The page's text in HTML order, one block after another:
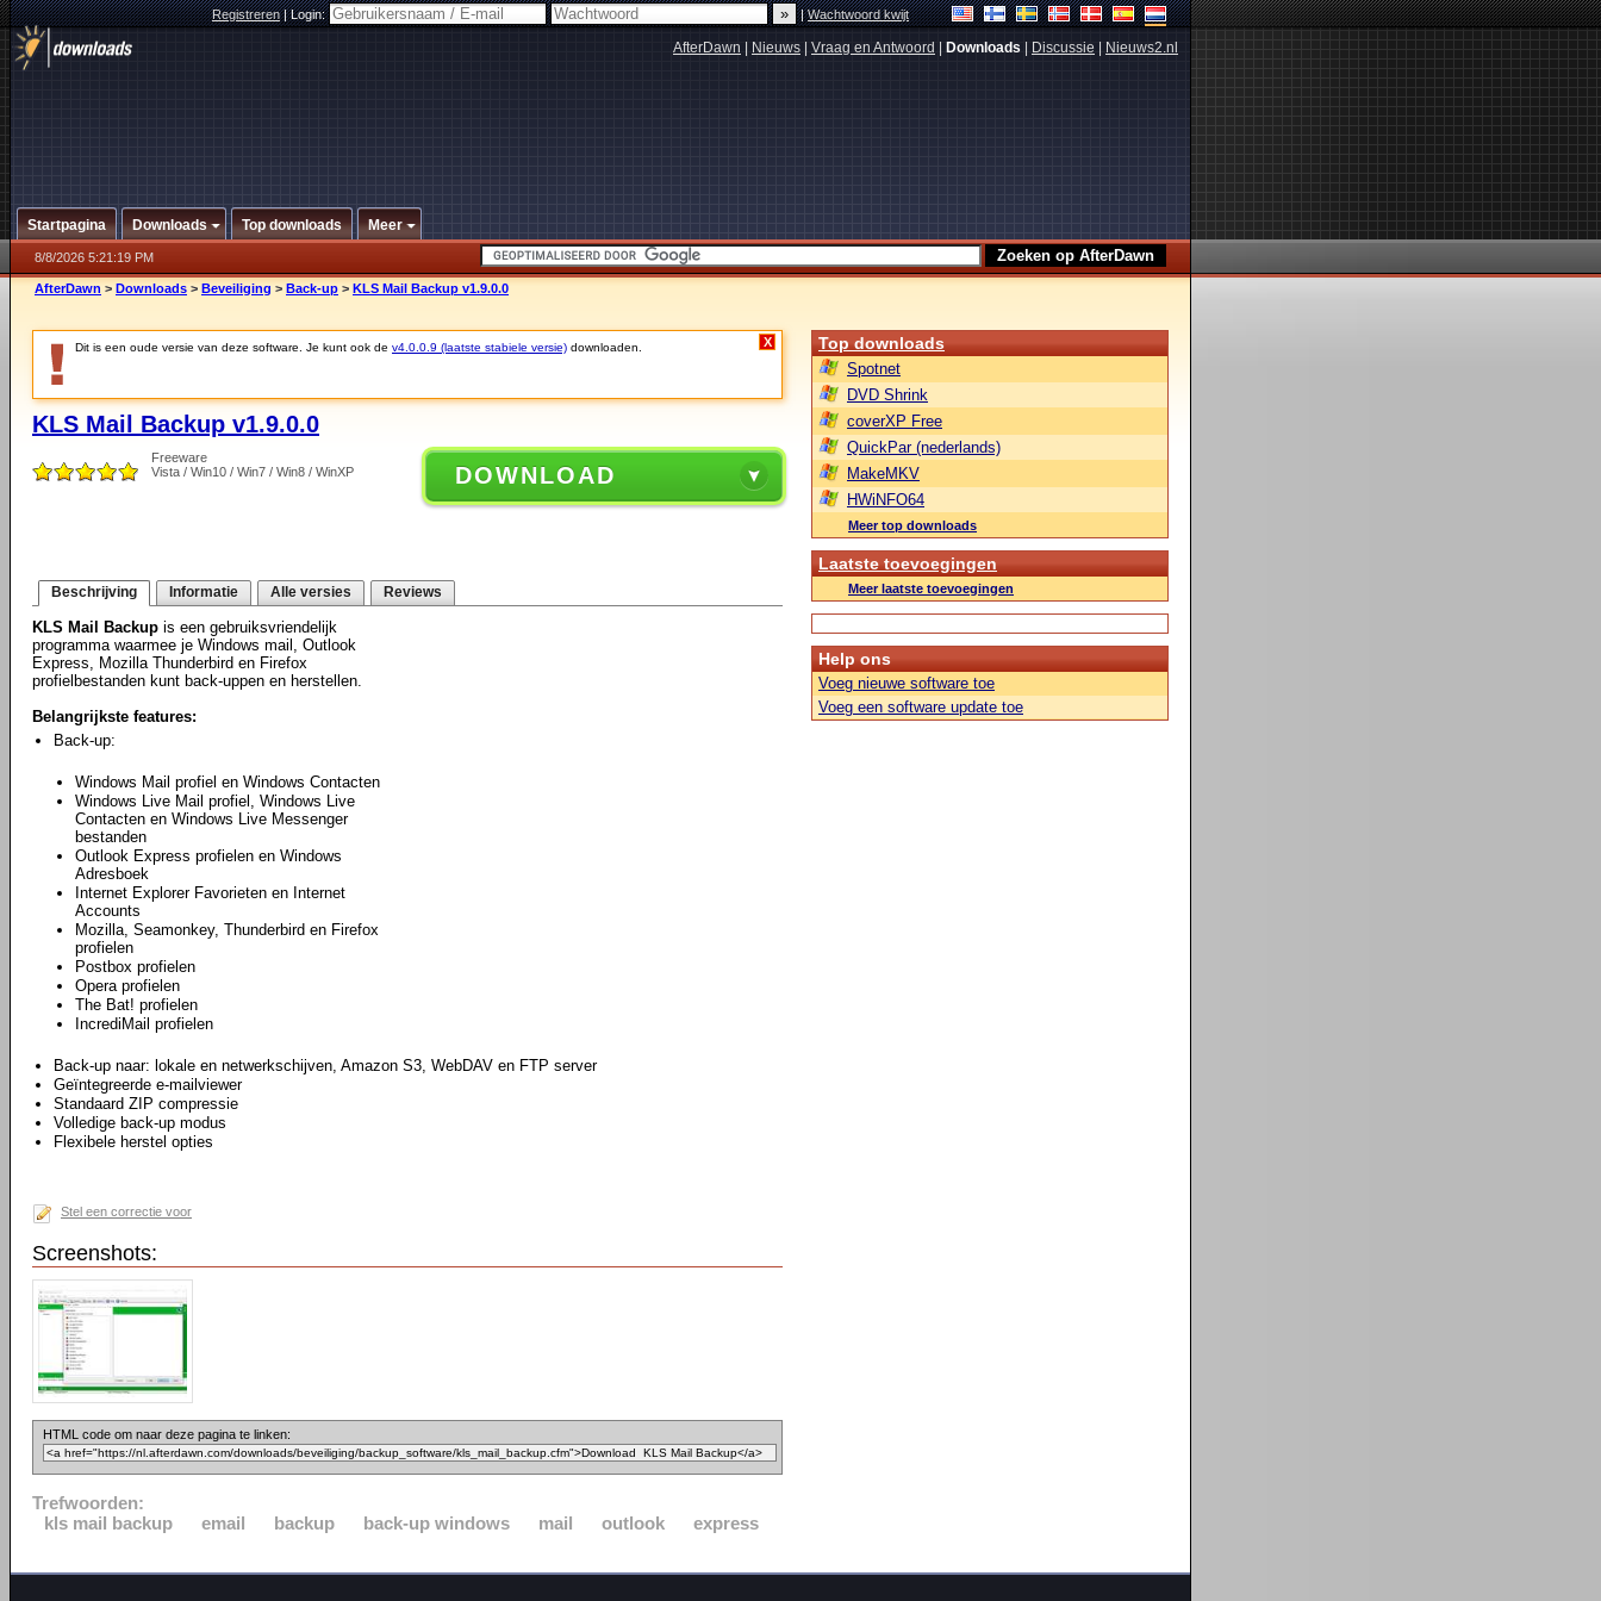
Registreren|Login: |Wachtwoord kwijt
AfterDawn Nieuws Vraag en Antwoord Downloads Discussie Nieuws2.nl
Startpagina Downloads Top downloads Meer
8/8/2026 5:21:19 PM
AfterDawn > Downloads > Beveiliging > Back-up > KLS Mail Backup v1.9.0.0
Dit is een oude versie van deze software. Je kunt ook de v4.0.0.9 (laatste stabiele versie) downloaden. X
KLS Mail Backup v1.9.0.0
Freeware
Vista / Win10 / Win7 / Win8 / WinXP
DOWNLOAD
Beschrijving Informatie Alle versies Reviews
KLS Mail Backup is een gebruiksvriendelijk
programma waarmee je Windows mail, Outlook
Express, Mozilla Thunderbird en Firefox
profielbestanden kunt back-uppen en herstellen.
Belangrijkste features:
Back-up:
Windows Mail profiel en Windows Contacten
Windows Live Mail profiel, Windows Live
Contacten en Windows Live Messenger
bestanden
Outlook Express profielen en Windows
Adresboek
Internet Explorer Favorieten en Internet
Accounts
Mozilla, Seamonkey, Thunderbird en Firefox
profielen
Postbox profielen
Opera profielen
The Bat! profielen
IncrediMail profielen
Back-up naar: lokale en netwerkschijven, Amazon S3, WebDAV en FTP server
Geïntegreerde e-mailviewer
Standaard ZIP compressie
Volledige back-up modus
Flexibele herstel opties
Stel een correctie voor
Screenshots:
HTML code om naar deze pagina te linken:
Trefwoorden:
kls mail backup
email backup back-up windows mail outlook express
Top downloads
Spotnet
DVD Shrink
coverXP Free
QuickPar (nederlands)
MakeMKV
HWiNFO64
Meer top downloads
Laatste toevoegingen
Meer laatste toevoegingen
Help ons
Voeg nieuwe software toe
Voeg een software update toe